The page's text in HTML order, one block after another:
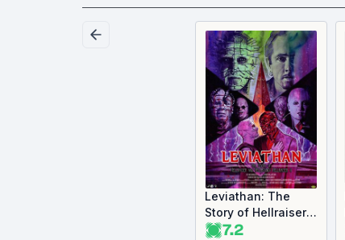
Leviathan: The
Story of Hellraiser
and Hellbound:
7.2